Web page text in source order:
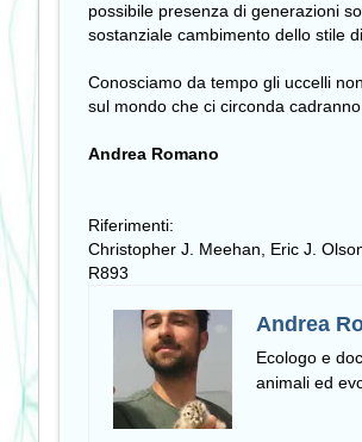
possibile presenza di generazioni
sostanziale cambimento dello stile di
Conosciamo da tempo gli uccelli
sul mondo che ci circonda
Andrea Romano
Riferimenti:
Christopher J. Meehan, Eric J.
R893
Andrea
Ecologo e
animali ed